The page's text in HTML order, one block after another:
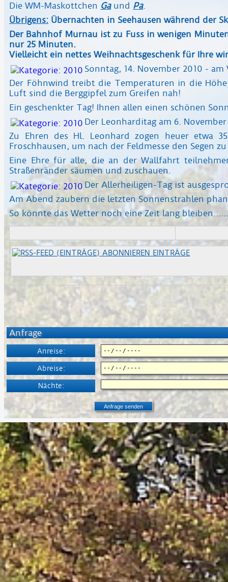
Die WM-Maskottchen Gaund Pa.
Übrigens: Übernachten in Seehausen während der
Der Bahnhof Murnau ist zu Fuss in wenigen
nur 25 Minuten.
Vielleicht ein nettes Weihnachtsgeschenk für Ihre
Sonntag, 14. November 2010 - am
Der Föhnwind treibt die Temperaturen in die
Luft sind die Berggipfel zum Greifen nah!
Ein geschenkter Tag! Ihnen allen einen schönen
Der Leonharditag am 6.
Zu Ehren des Hl. Leonhard zogen heuer etwa
Froschhausen, um nach der Feldmesse den Segen
Eine Ehre für alle, die an der Wallfahrt
Straßenränder säumen und zuschauen.
Der Allerheiligen-Tag ist
Am Abend zaubern die letzten Sonnenstrahlen
So könnte das Wetter noch eine Zeit lang
EINTRÄGE
Anfrage
Anreise:
Abreise:
Nächte: